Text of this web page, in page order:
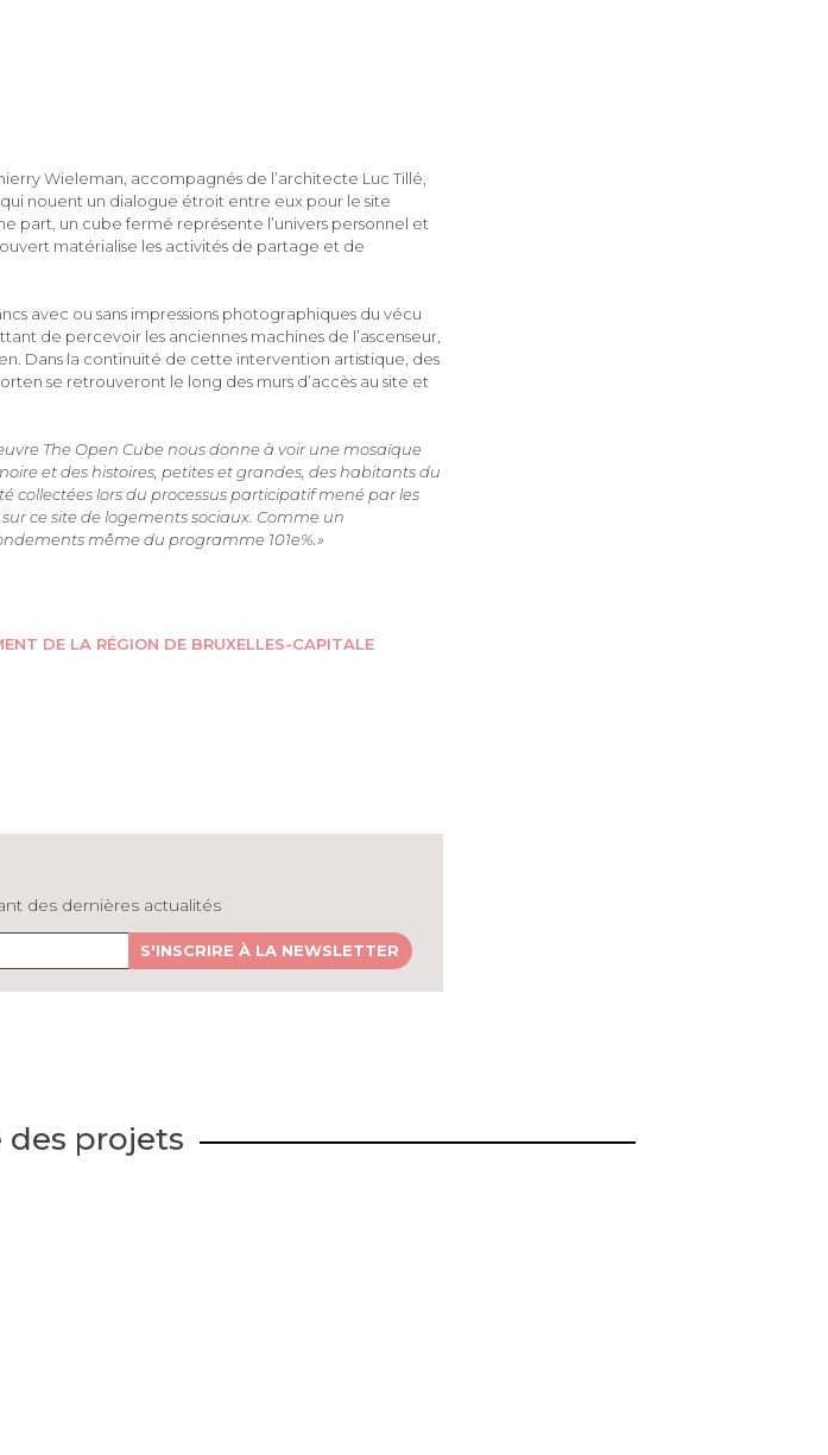
Wieleman, accompagnés de l’architecte Luc Tillé,
nouent un dialogue étroit entre eux pour le site
part, un cube fermé représente l’univers personnel et
matérialise les activités de partage et de
avec ou sans impressions photographiques du vécu
de percevoir les anciennes machines de l’ascenseur,
Dans la continuité de cette intervention artistique, des
se retrouveront le long des murs d’accès au site et
The Open Cube nous donne à voir une mosaïque
et des histoires, petites et grandes, des habitants du
collectées lors du processus participatif mené par les
ce site de logements sociaux. Comme un
même du programme 101e%.»
DE LA RÉGION DE BRUXELLES-CAPITALE
des dernières actualités
S'INSCRIRE À LA NEWSLETTER
des projets